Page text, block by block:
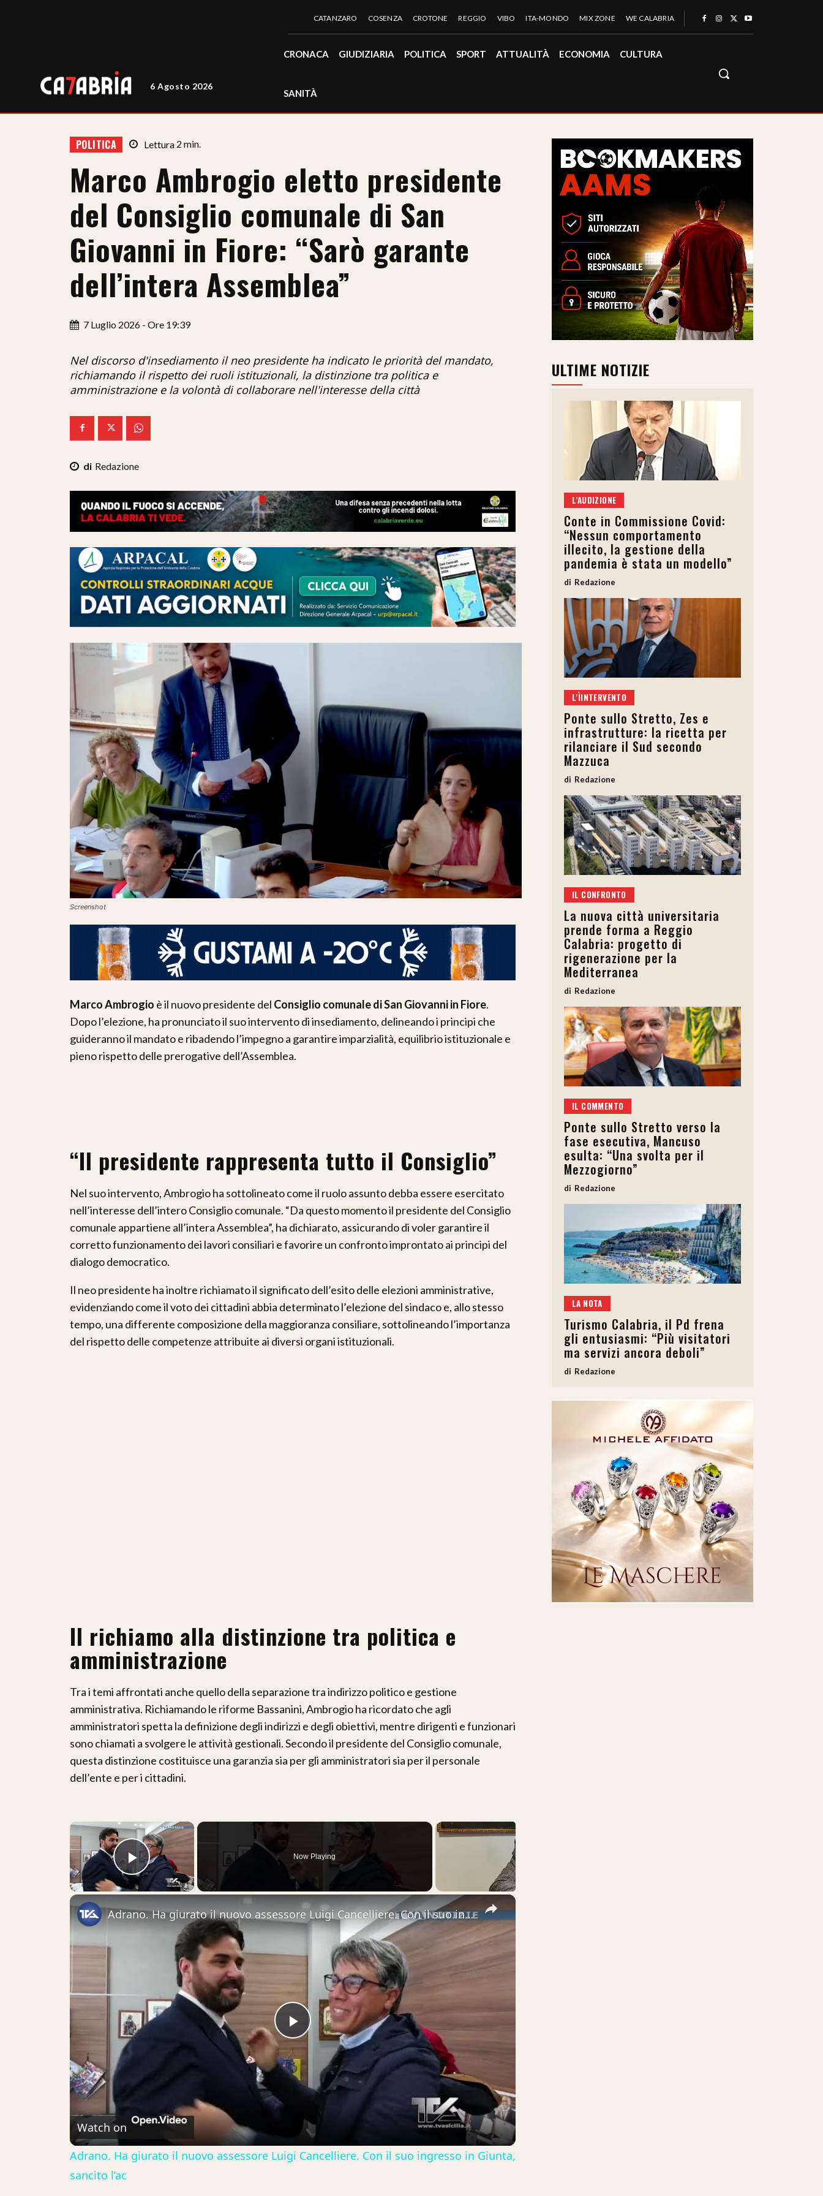
6 Agosto 2026
CATANZARO COSENZA CROTONE REGGIO VIBO ITA-MONDO MIX ZONE WE CALABRIA
CRONACA GIUDIZIARIA POLITICA SPORT ATTUALITÀ ECONOMIA CULTURA
SANITÀ
POLITICA Lettura 2 min.
Marco Ambrogio eletto presidente
del Consiglio comunale di San
Giovanni in Fiore: “Sarò garante
dell’intera Assemblea”
7 Luglio 2026 - Ore 19:39
Nel discorso d'insediamento il neo presidente ha indicato le priorità del mandato,
richiamando il rispetto dei ruoli istituzionali, la distinzione tra politica e
amministrazione e la volontà di collaborare nell'interesse della città
Redazione
Screenshot
Marco Ambrogio è il nuovo presidente del Consiglio comunale di San Giovanni in Fiore.
Dopo l’elezione, ha pronunciato il suo intervento di insediamento, delineando i principi che
guideranno il mandato e ribadendo l’impegno a garantire imparzialità, equilibrio istituzionale e
pieno rispetto delle prerogative dell’Assemblea.
“Il presidente rappresenta tutto il Consiglio”
Nel suo intervento, Ambrogio ha sottolineato come il ruolo assunto debba essere esercitato
nell’interesse dell’intero Consiglio comunale. “Da questo momento il presidente del Consiglio
comunale appartiene all’intera Assemblea”, ha dichiarato, assicurando di voler garantire il
corretto funzionamento dei lavori consiliari e favorire un confronto improntato ai principi del
dialogo democratico.
Il neo presidente ha inoltre richiamato il significato dell’esito delle elezioni amministrative,
evidenziando come il voto dei cittadini abbia determinato l’elezione del sindaco e, allo stesso
tempo, una differente composizione della maggioranza consiliare, sottolineando l’importanza
del rispetto delle competenze attribuite ai diversi organi istituzionali.
Il richiamo alla distinzione tra politica e
amministrazione
Tra i temi affrontati anche quello della separazione tra indirizzo politico e gestione
amministrativa. Richiamando le riforme Bassanini, Ambrogio ha ricordato che agli
amministratori spetta la definizione degli indirizzi e degli obiettivi, mentre dirigenti e funzionari
sono chiamati a svolgere le attività gestionali. Secondo il presidente del Consiglio comunale,
questa distinzione costituisce una garanzia sia per gli amministratori sia per il personale
dell’ente e per i cittadini.
×
Play Video
Now Playing
×
Play
Video
Adrano. Ha giurato il nuovo assessore Luigi Cancelliere. Con il suo ingresso in Giunta, sancito l’ac
Watch on
Adrano. Ha giurato il nuovo assessore Luigi Cancelliere. Con il suo ingresso in Giunta,
sancito l’ac
ULTIME NOTIZIE
L'AUDIZIONE
Conte in Commissione Covid:
“Nessun comportamento
illecito, la gestione della
pandemia è stata un modello”
Redazione
L'ÌINTERVENTO
Ponte sullo Stretto, Zes e
infrastrutture: la ricetta per
rilanciare il Sud secondo
Mazzuca
Redazione
IL CONFRONTO
La nuova città universitaria
prende forma a Reggio
Calabria: progetto di
rigenerazione per la
Mediterranea
Redazione
IL COMMENTO
Ponte sullo Stretto verso la
fase esecutiva, Mancuso
esulta: “Una svolta per il
Mezzogiorno”
Redazione
LA NOTA
Turismo Calabria, il Pd frena
gli entusiasmi: “Più visitatori
ma servizi ancora deboli”
Redazione